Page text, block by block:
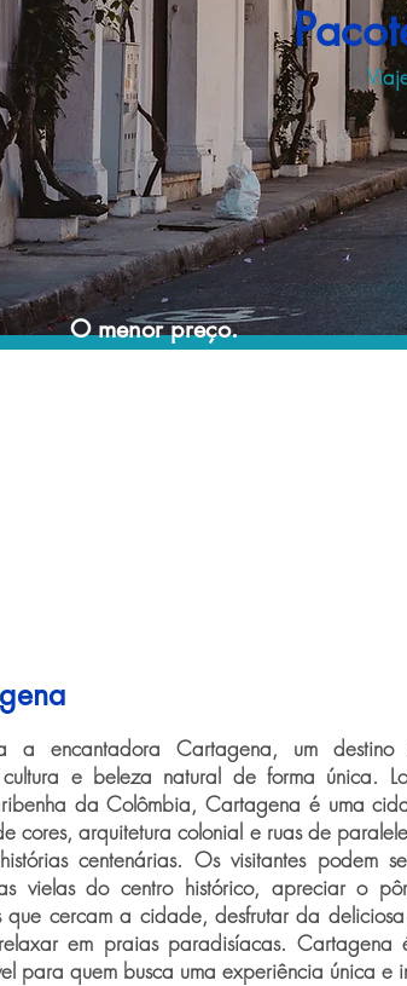
O menor preço.
a encantadora Cartagena, um destino
cultura e beleza natural de forma única.
da Colômbia, Cartagena é uma
cores, arquitetura colonial e ruas de
centenárias. Os visitantes podem
vielas do centro histórico, apreciar o
que cercam a cidade, desfrutar da
em praias paradisíacas. Cartagena
para quem busca uma experiência única e